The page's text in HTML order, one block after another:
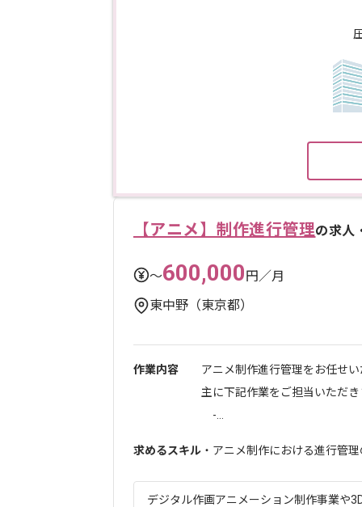
【アニメ】制作進行管理の求人
〜600,000円／月
東中野（東京都）
作業内容
アニメ制作進行管理をお任せ
主に下記作業をご担当いただ
-...
求めるスキル ・アニメ制作における進行管
デジタル作画アニメーション制作事業や